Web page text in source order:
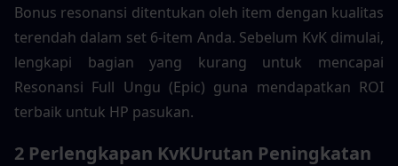
Bonus resonansi ditentukan oleh item dengan kualitas
terendah dalam set 6-item Anda. Sebelum KvK dimulai,
lengkapi bagian yang kurang untuk mencapai
Resonansi Full Ungu (Epic) guna mendapatkan ROI
terbaik untuk HP pasukan.
2 Perlengkapan KvKUrutan Peningkatan